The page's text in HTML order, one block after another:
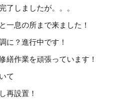
了しましたが。。。
一息の所まで来ました！
に？進行中です！
繕作業を頑張っています！
て
再設置！